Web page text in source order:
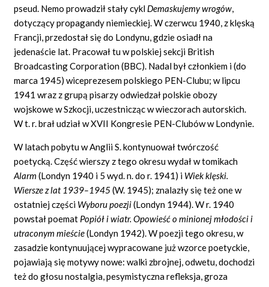
pseud. Nemo prowadził stały cykl Demaskujemy wrogów,
dotyczący propagandy niemieckiej. W czerwcu 1940, z klęską
Francji, przedostał się do Londynu, gdzie osiadł na
jedenaście lat. Pracował tu w polskiej sekcji British
Broadcasting Corporation (BBC). Nadal był członkiem i (do
marca 1945) wiceprezesem polskiego PEN-Clubu; w lipcu
1941 wraz z grupą pisarzy odwiedzał polskie obozy
wojskowe w Szkocji, uczestnicząc w wieczorach autorskich.
W t. r. brał udział w XVII Kongresie PEN-Clubów w Londynie.
W latach pobytu w Anglii S. kontynuował twórczość
poetycką. Część wierszy z tego okresu wydał w tomikach
Alarm(Londyn 1940 i 5 wyd. n. do r. 1941) i Wiek klęski.
Wiersze z lat 1939–1945(W. 1945); znalazły się też one w
ostatniej części Wyboru poezji(Londyn 1944). W r. 1940
powstał poemat Popiół i wiatr. Opowieść o minionej młodości i
utraconym mieście(Londyn 1942). W poezji tego okresu, w
zasadzie kontynuującej wypracowane już wzorce poetyckie,
pojawiają się motywy nowe: walki zbrojnej, odwetu, dochodzi
też do głosu nostalgia, pesymistyczna refleksja, groza